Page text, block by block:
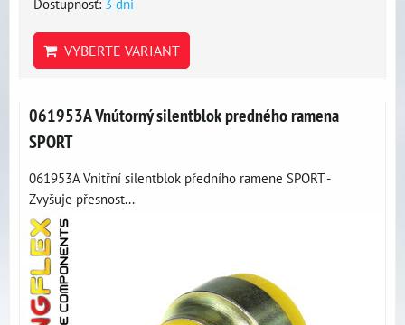
Dostupnosť: 3 dni
VYBERTE VARIANT
061953A Vnútorný silentblok predného ramena
SPORT
061953A Vnitřní silentblok předního ramene SPORT -
Zvyšuje přesnost...